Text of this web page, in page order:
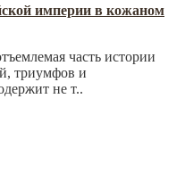
империи в кожаном
часть истории
триумфов и
не т..